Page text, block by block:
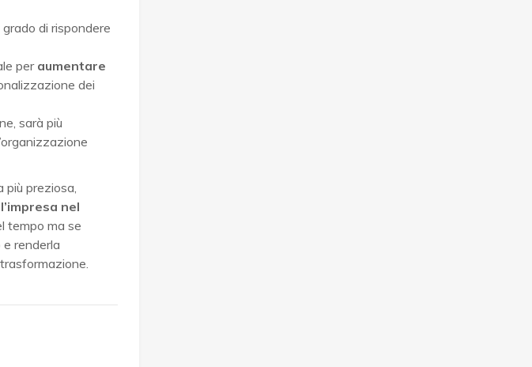
grado di rispondere
peraumentare
dei
sarà più
più preziosa,
nel
tempo ma se
renderla